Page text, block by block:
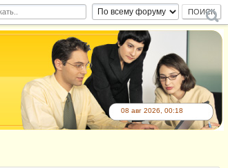
08 авг 2026, 00:18